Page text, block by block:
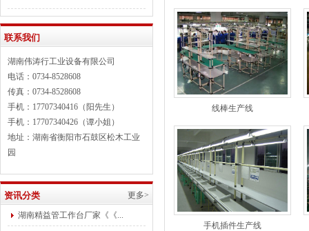
联系我们
湖南伟涛行工业设备有限公司
电话：0734-8528608
传真：0734-8528608
手机：17707340416（阳先生）
手机：17707340426（谭小姐）
地址：湖南省衡阳市石鼓区松木工业
园
资讯分类 更多>
湖南精益管工作台厂家《《...
线棒生产线
手机插件生产线